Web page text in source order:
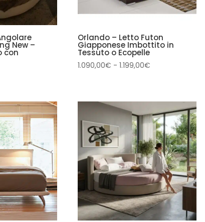
New –
con
Orlando – Letto Futon
Giapponese Imbottito in
Tessuto o Ecopelle
1.090,00€ - 1.199,00€
da
1.090,00€
a
1.199,00€